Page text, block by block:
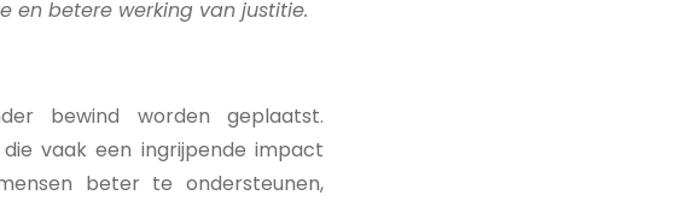
en betere werking van justitie.
bewind worden geplaatst.
vaak een ingrijpende impact
beter te ondersteunen,